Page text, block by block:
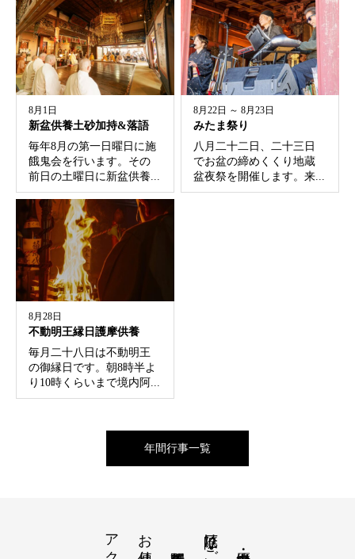
8月1日
新盆供養土砂加持&落語
毎年8月の第一日曜日に施
餓鬼会を行います。その
前日の土曜日に新盆供養...
8月22日 ～ 8月23日
みたま祭り
八月二十二日、二十三日
でお盆の締めくくり地蔵
盆夜祭を開催します。来...
8月28日
不動明王縁日護摩供養
毎月二十八日は不動明王
の御縁日です。朝8時半よ
り10時くらいまで境内阿...
年間行事一覧
厄除け・ご祈祷
お便り